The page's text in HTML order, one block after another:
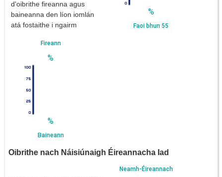
%
Faoi bhun 55
d'oibrithe fireanna agus
baineanna den líon iomlán
atá fostaithe i ngairm
Fireann
%
%
Baineann
Oibrithe nach Náisiúnaigh Éireannacha Iad
Neamh-Éireannach